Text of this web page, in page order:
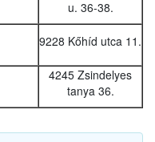
u. 36-38.
9228 Kőhíd utca 11.
4245 Zsindelyes
tanya 36.